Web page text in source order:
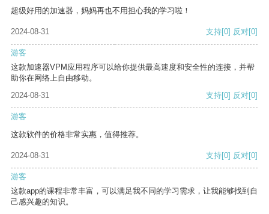
超级好用的加速器，妈妈再也不用担心我的学习啦！
2024-08-31 支持[0] 反对[0]
游客
这款加速器VPM应用程序可以给你提供最高速度和安全性的连接，并帮
助你在网络上自由移动。
2024-08-31
支持[0] 反对[0]
游客
这款软件的价格非常实惠，值得推荐。
2024-08-31 支持[0] 反对[0]
游客
这款app的课程非常丰富，可以满足我不同的学习需求，让我能够找到自
己感兴趣的知识。